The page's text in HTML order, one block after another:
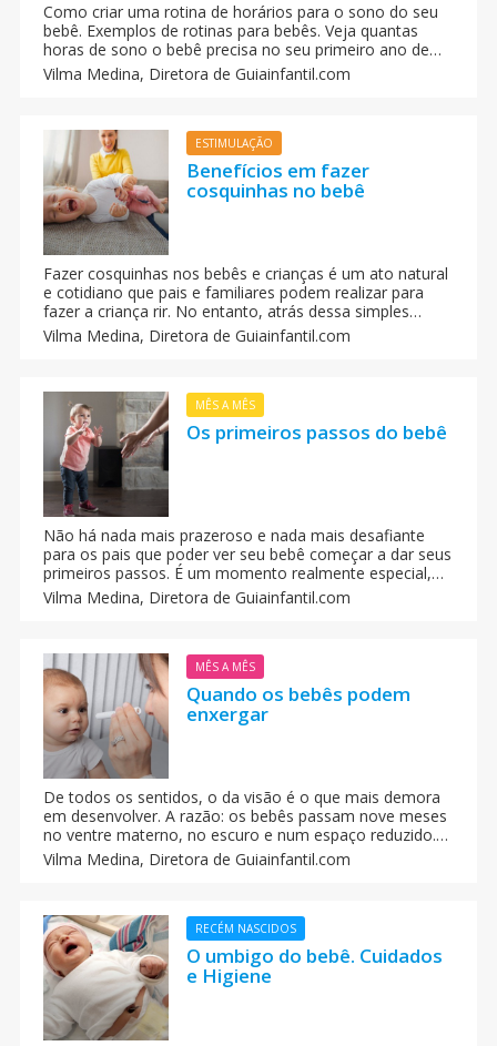
Como criar uma rotina de horários para o sono do seu
bebê. Exemplos de rotinas para bebês. Veja quantas
horas de sono o bebê precisa no seu primeiro ano de
vida, e como estabelecer hábitos de sono para facilitar a
Vilma Medina, Diretora de Guiainfantil.com
ESTIMULAÇÃO
Benefícios em fazer
cosquinhas no bebê
Fazer cosquinhas nos bebês e crianças é um ato natural
e cotidiano que pais e familiares podem realizar para
fazer a criança rir. No entanto, atrás dessa simples
brincadeira existe muito mais. Vocês sabem que as
cosquinhas influenciam no desenvolvimento da criança?
crianças.
Vilma Medina, Diretora de Guiainfantil.com
MÊS A MÊS
Os primeiros passos do bebê
Não há nada mais prazeroso e nada mais desafiante
para os pais que poder ver seu bebê começar a dar seus
primeiros passos. É um momento realmente especial,
que marca uma etapa. A maioria dos bebés dá os
primeiros passos entre os 9 e os 12 meses ou por volta
Vilma Medina, Diretora de Guiainfantil.com
MÊS A MÊS
Quando os bebês podem
enxergar
De todos os sentidos, o da visão é o que mais demora
em desenvolver. A razão: os bebês passam nove meses
no ventre materno, no escuro e num espaço reduzido.
Quando nascem, alguns bebês demoram em abrir os
olhos porque a luz incomoda.
Vilma Medina, Diretora de Guiainfantil.com
RECÉM NASCIDOS
O umbigo do bebê. Cuidados
e Higiene